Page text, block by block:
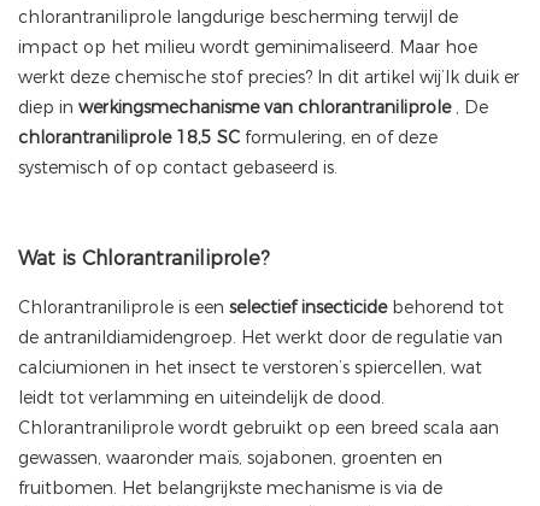
chlorantraniliprole langdurige bescherming terwijl de
impact op het milieu wordt geminimaliseerd. Maar hoe
werkt deze chemische stof precies? In dit artikel wij’Ik duik er
diep in werkingsmechanisme van chlorantraniliprole , De
chlorantraniliprole 18,5 SC formulering, en of deze
systemisch of op contact gebaseerd is.
Wat is Chlorantraniliprole?
Chlorantraniliprole is een selectief insecticide behorend tot
de antranildiamidengroep. Het werkt door de regulatie van
calciumionen in het insect te verstoren’s spiercellen, wat
leidt tot verlamming en uiteindelijk de dood.
Chlorantraniliprole wordt gebruikt op een breed scala aan
gewassen, waaronder maïs, sojabonen, groenten en
fruitbomen. Het belangrijkste mechanisme is via de